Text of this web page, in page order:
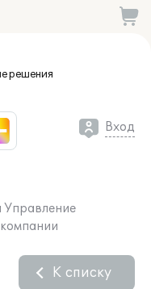
решения
Вход
Управление
К списку